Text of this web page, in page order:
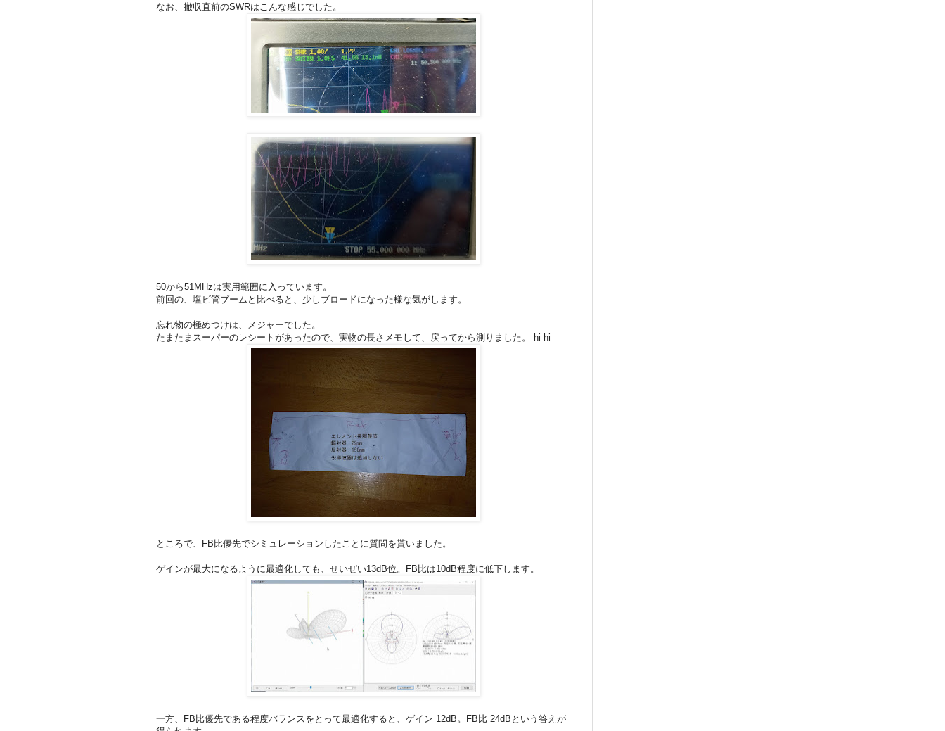
なお、撤収直前のSWRはこんな感じでした。
50から51MHzは実用範囲に入っています。
前回の、塩ビ管ブームと比べると、少しブロードになった様な気がします。
忘れ物の極めつけは、メジャーでした。
たまたまスーパーのレシートがあったので、実物の長さメモして、戻ってから測りました。 hi hi
ところで、FB比優先でシミュレーションしたことに質問を貰いました。
ゲインが最大になるように最適化しても、せいぜい13dB位。FB比は10dB程度に低下します。
一方、FB比優先である程度バランスをとって最適化すると、ゲイン 12dB。FB比 24dBという答えが